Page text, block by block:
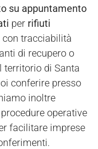
su appuntamento
per rifiuti
con tracciabilità
di recupero o
territorio di Santa
conferire presso
inoltre
operative
facilitare imprese